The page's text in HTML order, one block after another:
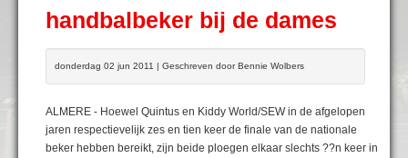
handbalbeker bij de dames
donderdag 02 jun 2011 | Geschreven door Bennie Wolbers
ALMERE - Hoewel Quintus en Kiddy World/SEW in de afgelopen
jaren respectievelijk zes en tien keer de finale van de nationale
beker hebben bereikt, zijn beide ploegen elkaar slechts ??n keer in